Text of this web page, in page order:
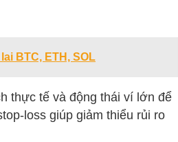
BTC, ETH, SOL
thực tế và động thái ví lớn để
loss giúp giảm thiểu rủi ro